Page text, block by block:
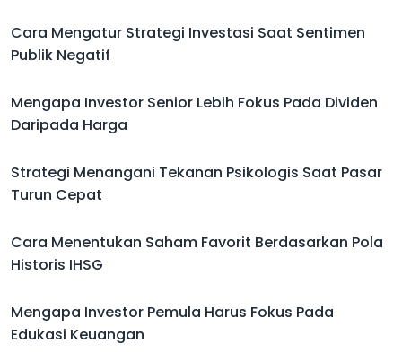
Cara Mengatur Strategi Investasi Saat Sentimen
Publik Negatif
Mengapa Investor Senior Lebih Fokus Pada Dividen
Daripada Harga
Strategi Menangani Tekanan Psikologis Saat Pasar
Turun Cepat
Cara Menentukan Saham Favorit Berdasarkan Pola
Historis IHSG
Mengapa Investor Pemula Harus Fokus Pada
Edukasi Keuangan